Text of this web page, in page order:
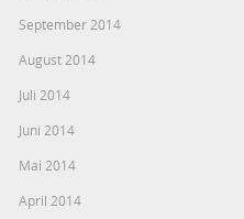
September 2014
August 2014
Juli 2014
Juni 2014
Mai 2014
April 2014